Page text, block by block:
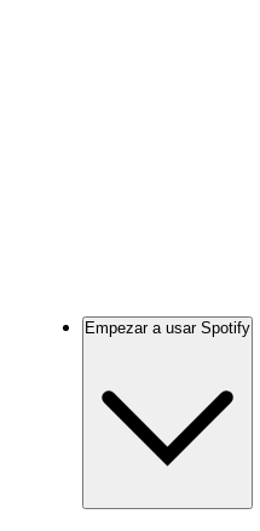
Empezar a usar Spotify